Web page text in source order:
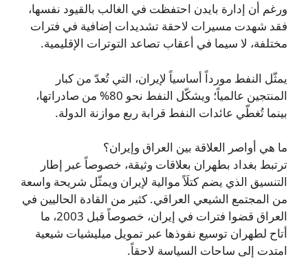
ورغم أن إدارة بايدن احتفظت في الغالب بالقيود نفسها،
فقد شهدت مسيرات لاحقة تشديدات إضافية في فترات
مختلفة، لا سيما في أعقاب تصاعد التوترات الإقليمية.
يمثّل النفط مورداً أساسياً لإيران، التي تُعدّ من كبار
المنتجين عالمياً؛ ويشكّل النفط نحو 80% من صادراتها،
بينما تُغطّي عائدات النفط قرابة ربع موازنة الدولة.
ما هي أواصر العلاقة بين العراق وإيران؟
ترتبط بغداد بطهران بعلاقات وثيقة، خصوصاً عبر إطار
التنسيق الذي يضم كتلَاً موالية لإيران ويمثّل شريحة واسعة
من المجتمع الشيعي العراقي. كثير من القادة الحاليين في
العراق قضوا فترات في إيران، خصوصاً قبل 2003، ما
أتاح لطهران توسيع نفوذها عبر تمويل ميليشيات شيعية
امتدت إلى ساحات السياسة لاحقاً.